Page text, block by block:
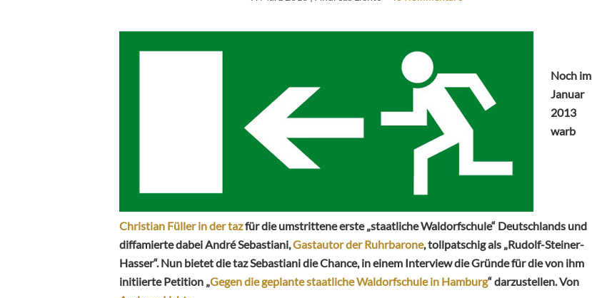
Noch im
Januar
2013
warb
Christian Füller in der tazfür die umstrittene erste „staatliche Waldorfschule“ Deutschlands und
diffamierte dabei André Sebastiani,Gastautor der Ruhrbarone, tollpatschig als „Rudolf-Steiner-
Hasser“. Nun bietet die taz Sebastiani die Chance, in einem Interview die Gründe für die von ihm
initiierte Petition „Gegen die geplante staatliche Waldorfschule in Hamburg“ darzustellen. Von